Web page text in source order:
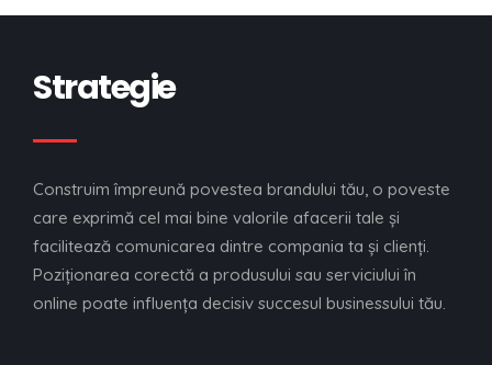
Strategie
Construim împreună povestea brandului tău, o poveste
care exprimă cel mai bine valorile afacerii tale şi
facilitează comunicarea dintre compania ta şi clienţi.
Poziționarea corectă a produsului sau serviciului în
online poate influența decisiv succesul businessului tău.